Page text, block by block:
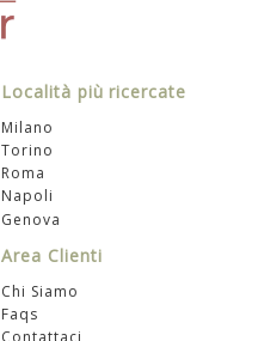
Località più ricercate
Milano
Torino
Roma
Napoli
Genova
Area Clienti
Chi Siamo
Faqs